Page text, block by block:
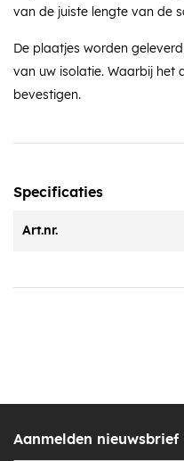
van de juiste lengte van de
De plaatjes worden
van uw isolatie. Waarbij het
bevestigen.
Specificaties
Art.nr.
Aanmelden nieuwsbrief